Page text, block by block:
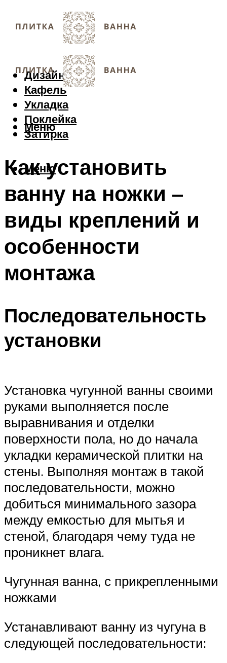
Дизайн
Кафель
Укладка
Поклейка
Затирка
Меню
Меню
Как установить
ванну на ножки –
виды креплений и
особенности
монтажа
Последовательность
установки
Установка чугунной ванны своими
руками выполняется после
выравнивания и отделки
поверхности пола, но до начала
укладки керамической плитки на
стены. Выполняя монтаж в такой
последовательности, можно
добиться минимального зазора
между емкостью для мытья и
стеной, благодаря чему туда не
проникнет влага.
Чугунная ванна, с прикрепленными
ножками
Устанавливают ванну из чугуна в
следующей последовательности: